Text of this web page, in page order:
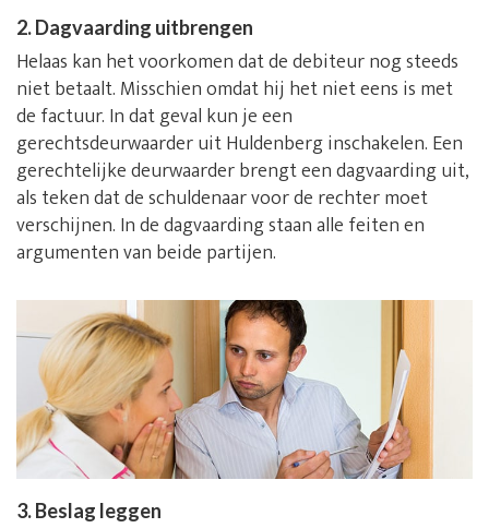
2. Dagvaarding uitbrengen
Helaas kan het voorkomen dat de debiteur nog steeds
niet betaalt. Misschien omdat hij het niet eens is met
de factuur. In dat geval kun je een
gerechtsdeurwaarder uit Huldenberg inschakelen. Een
gerechtelijke deurwaarder brengt een dagvaarding uit,
als teken dat de schuldenaar voor de rechter moet
verschijnen. In de dagvaarding staan alle feiten en
argumenten van beide partijen.
3. Beslag leggen